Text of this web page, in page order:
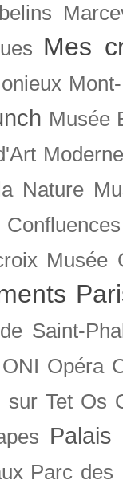
Mes
Musée
Nature
Musée
Saint-
ONI Opéra
sur Tet Os
Palais
Parc des